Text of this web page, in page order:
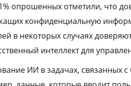
опрошенных отметили, что
конфиденциальную
в некоторых случаях
интеллект для
ИИ в задачах, связанных